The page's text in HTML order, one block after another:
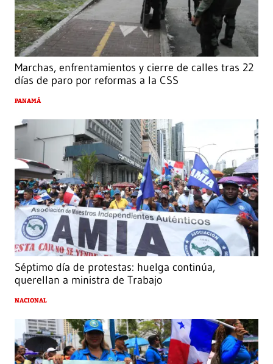
Marchas, enfrentamientos y cierre de calles tras 22
días de paro por reformas a la CSS
PANAMÁ
Séptimo día de protestas: huelga continúa,
querellan a ministra de Trabajo
NACIONAL